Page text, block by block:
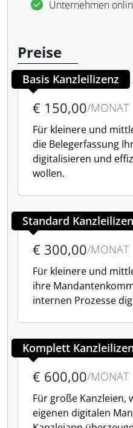
Unternehmen
Preise
Basis Kanzleilizenz
€ 150,00/MONAT
Für kleinere und
die Belegerfassung
digitalisieren und
wollen.
Standard
€ 300,00/MONAT
Für kleinere und
ihre
internen Prozesse
Komplett
€ 600,00/MONAT
Für große Kanzleien,
eigenen digitalen